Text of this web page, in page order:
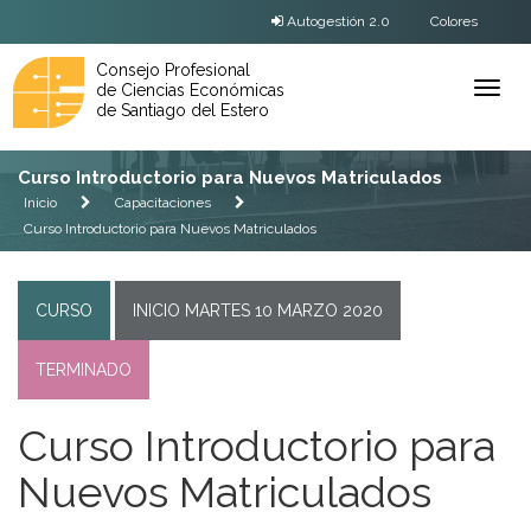
Autogestión 2.0 Colores
Ver
Consejo Profesional
de Ciencias Económicas
de Santiago del Estero
Curso Introductorio para Nuevos Matriculados
Inicio
Capacitaciones
Curso Introductorio para Nuevos Matriculados
CURSO INICIO MARTES 10 MARZO 2020
TERMINADO
Curso Introductorio para
Nuevos Matriculados